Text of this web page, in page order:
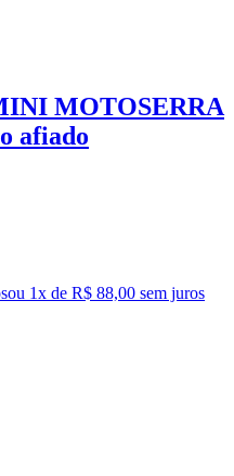
MOTOSERRA
afiado
ou 1x de R$ 88,00 sem juros